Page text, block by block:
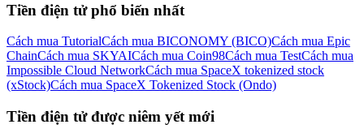
Tiền điện tử phổ biến nhất
Cách mua TutorialCách mua BICONOMY (BICO)Cách mua Epic
ChainCách mua SKYAICách mua Coin98Cách mua TestCách mua
Impossible Cloud NetworkCách mua SpaceX tokenized stock
(xStock)Cách mua SpaceX Tokenized Stock (Ondo)
Tiền điện tử được niêm yết mới